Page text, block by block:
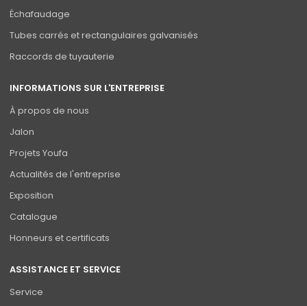
Échafaudage
Tubes carrés et rectangulaires galvanisés
Raccords de tuyauterie
INFORMATIONS SUR L'ENTREPRISE
À propos de nous
Jalon
Projets Youfa
Actualités de l'entreprise
Exposition
Catalogue
Honneurs et certificats
ASSISTANCE ET SERVICE
Service